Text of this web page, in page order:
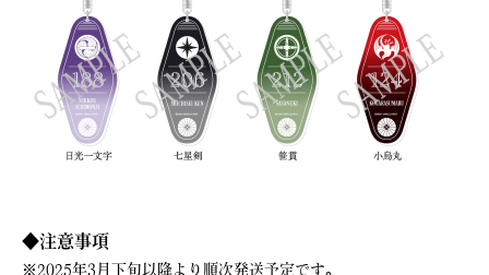
◆注意事項
※2025年3月下旬以降より順次発送予定です。